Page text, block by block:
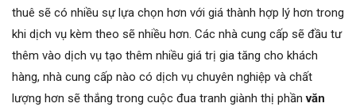
thuê sẽ có nhiều sự lựa chọn hơn với giá thành hợp lý hơn trong
khi dịch vụ kèm theo sẽ nhiều hơn. Các nhà cung cấp sẽ đầu tư
thêm vào dịch vụ tạo thêm nhiều giá trị gia tăng cho khách
hàng, nhà cung cấp nào có dịch vụ chuyên nghiệp và chất
lượng hơn sẽ thắng trong cuộc đua tranh giành thị phầnvăn